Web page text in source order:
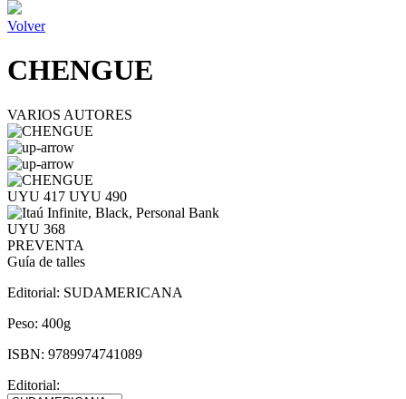
Volver
CHENGUE
VARIOS AUTORES
UYU 417 UYU 490
UYU 368
PREVENTA
Guía de talles
Editorial: SUDAMERICANA
Peso: 400g
ISBN: 9789974741089
Editorial: